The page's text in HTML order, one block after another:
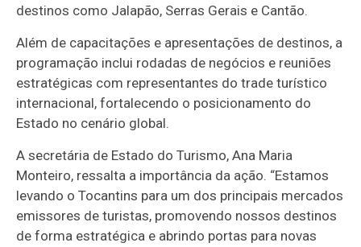
destinos como Jalapão, Serras Gerais e Cantão.
Além de capacitações e apresentações de destinos, a
programação inclui rodadas de negócios e reuniões
estratégicas com representantes do trade turístico
internacional, fortalecendo o posicionamento do
Estado no cenário global.
A secretária de Estado do Turismo, Ana Maria
Monteiro, ressalta a importância da ação. “Estamos
levando o Tocantins para um dos principais mercados
emissores de turistas, promovendo nossos destinos
de forma estratégica e abrindo portas para novas